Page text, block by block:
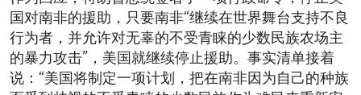
国对南非的援助，只要南非“继续在世界舞台支持不良
行为者，并允许对无辜的不受青睐的少数民族农场主
的暴力攻击”，美国就继续停止援助。事实清单接着
说：“美国将制定一项计划，把在南非因为自己的种族